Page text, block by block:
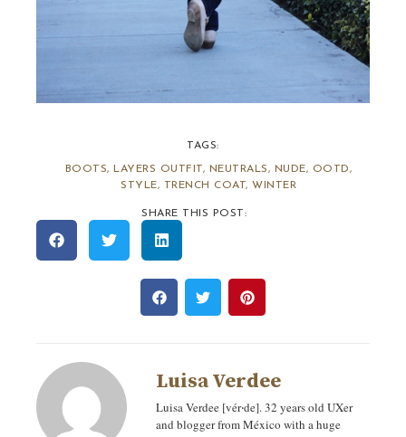
TAGS:
BOOTS,LAYERS OUTFIT , NEUTRALS, NUDE, OOTD,
STYLE, TRENCH COAT , WINTER
SHARE THIS POST:
Luisa Verdee
Luisa Verdee [vér‧de]. 32 years old UXer
and blogger from México with a huge